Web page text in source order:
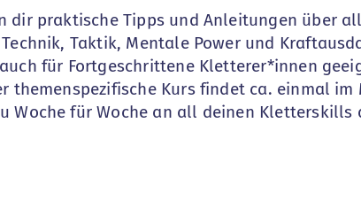
dir praktische Tipps und Anleitungen über
Taktik, Mentale Power und
für Fortgeschrittene Kletterer*innen
themenspezifische Kurs findet ca. einmal
Woche für Woche an all deinen Kletterskills